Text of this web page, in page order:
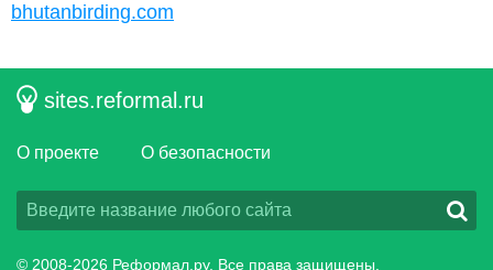
bhutanbirding.com
sites.reformal.ru
О проекте О безопасности
© 2008-2026 Реформал.ру, Все права защищены.